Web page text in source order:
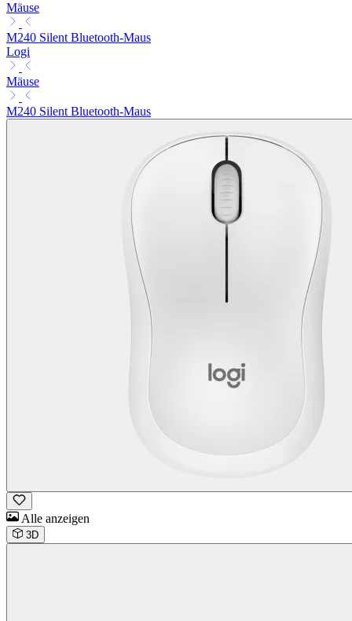
Mäuse
M240 Silent Bluetooth-Maus
Logi
Mäuse
M240 Silent Bluetooth-Maus
Alle anzeigen
3D